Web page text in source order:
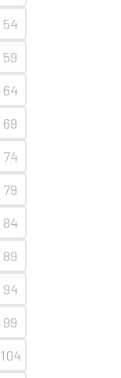
54
59
64
69
74
79
84
89
94
99
104